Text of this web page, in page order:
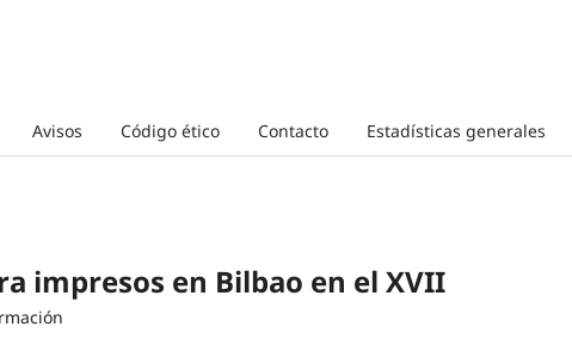
Avisos Código ético Contacto Estadísticas generales
impresos en Bilbao en el XVII